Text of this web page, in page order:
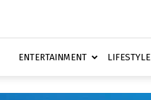
ENTERTAINMENT LIFESTYLE